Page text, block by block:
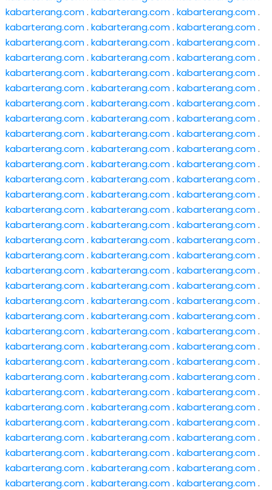
kabarterang.com. kabarterang.com. kabarterang.com.
kabarterang.com. kabarterang.com. kabarterang.com.
kabarterang.com. kabarterang.com. kabarterang.com.
kabarterang.com. kabarterang.com. kabarterang.com.
kabarterang.com. kabarterang.com. kabarterang.com.
kabarterang.com. kabarterang.com. kabarterang.com.
kabarterang.com. kabarterang.com. kabarterang.com.
kabarterang.com. kabarterang.com. kabarterang.com.
kabarterang.com. kabarterang.com. kabarterang.com.
kabarterang.com. kabarterang.com. kabarterang.com.
kabarterang.com. kabarterang.com. kabarterang.com.
kabarterang.com. kabarterang.com. kabarterang.com.
kabarterang.com. kabarterang.com. kabarterang.com.
kabarterang.com. kabarterang.com. kabarterang.com.
kabarterang.com. kabarterang.com. kabarterang.com.
kabarterang.com. kabarterang.com. kabarterang.com.
kabarterang.com. kabarterang.com. kabarterang.com.
kabarterang.com. kabarterang.com. kabarterang.com.
kabarterang.com. kabarterang.com. kabarterang.com.
kabarterang.com. kabarterang.com. kabarterang.com.
kabarterang.com. kabarterang.com. kabarterang.com.
kabarterang.com. kabarterang.com. kabarterang.com.
kabarterang.com. kabarterang.com. kabarterang.com.
kabarterang.com. kabarterang.com. kabarterang.com.
kabarterang.com. kabarterang.com. kabarterang.com.
kabarterang.com. kabarterang.com. kabarterang.com.
kabarterang.com. kabarterang.com. kabarterang.com.
kabarterang.com. kabarterang.com. kabarterang.com.
kabarterang.com. kabarterang.com. kabarterang.com.
kabarterang.com. kabarterang.com. kabarterang.com.
kabarterang.com. kabarterang.com. kabarterang.com.
kabarterang.com. kabarterang.com. kabarterang.com.